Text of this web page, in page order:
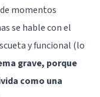
momentos
se hable con el
y funcional (lo
grave, porque
como una